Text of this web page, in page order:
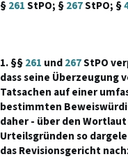
§261StPO; §267StPO; §
1. §§261 und267StPO
dass seine Überzeugung
Tatsachen auf einer
bestimmten
daher - über den Wortlaut
Urteilsgründen so
das Revisionsgericht